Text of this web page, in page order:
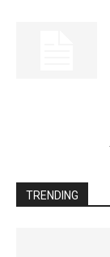
TRENDING